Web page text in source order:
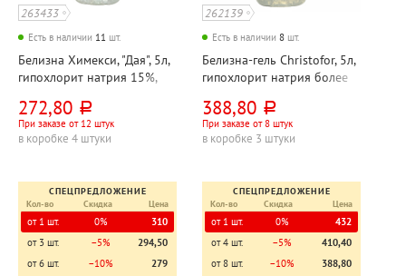
263433
Есть в наличии 11 шт.
Белизна Химекси, "Дая", 5л,
гипохлорит натрия 15%,
272,80 руб.
При заказе от 12 штук
в коробке 4 штуки
СПЕЦПРЕДЛОЖЕНИЕ
Кол-во
Скидка Цена
от 1 шт. 0%
310
от 3 шт.
−5%
294,50
от 6 шт.
−10%
279
262139
Есть в наличии 8 шт.
Белизна-гель Christofor, 5л,
гипохлорит натрия более
388,80 руб.
При заказе от 8 штук
в коробке 3 штуки
СПЕЦПРЕДЛОЖЕНИЕ
Кол-во
Скидка Цена
от 1 шт. 0%
432
от 4 шт.
−5%
410,40
от 8 шт.
−10% 388,80